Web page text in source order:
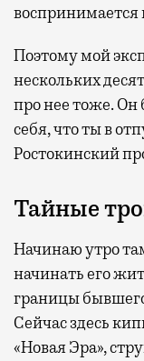
воспринимается
Поэтому мой
нескольких
про нее тоже. Он
себя, что ты в
Ростокинский
Тайные
Начинаю утро
начинать его
границы
Сейчас здесь
«Новая Эра»,